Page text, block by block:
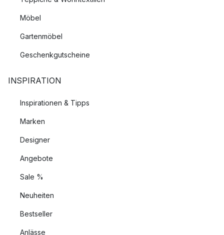
Möbel
Gartenmöbel
Geschenkgutscheine
INSPIRATION
Inspirationen & Tipps
Marken
Designer
Angebote
Sale %
Neuheiten
Bestseller
Anlässe